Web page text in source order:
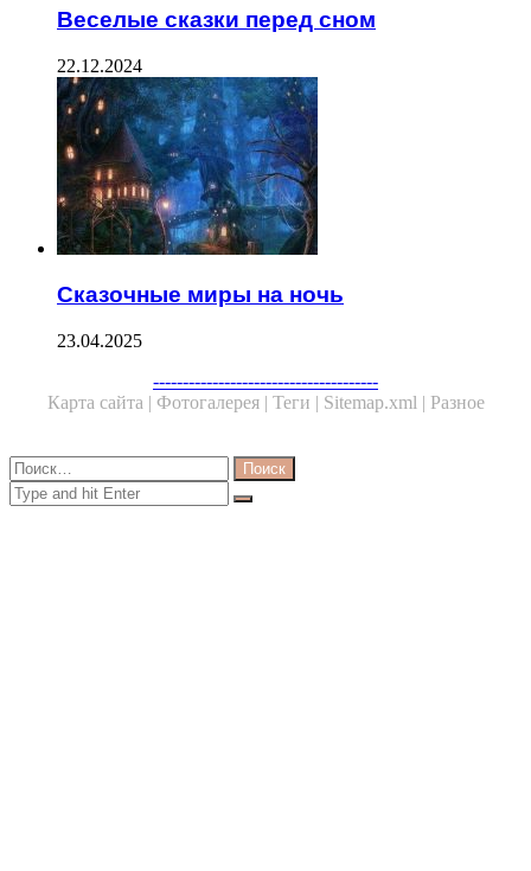
Веселые сказки перед сном
22.12.2024
Сказочные миры на ночь
23.04.2025
--------------------------------------
Карта сайта | Фотогалерея | Теги | Sitemap.xml | Разное
Close
Найти:
Close
Search